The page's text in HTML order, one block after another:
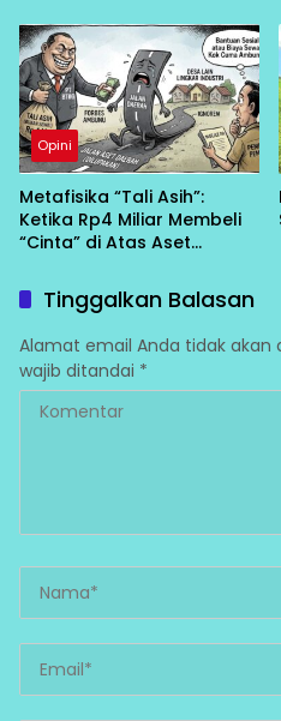
Tuntutan Profesionalisme
Bisnis
Opini
Metafisika “Tali Asih”:
Ketika Rp4 Miliar Membeli
“Cinta” di Atas Aset
Tinggalkan Balasan
Alamat email Anda tidak akan
wajib ditandai *